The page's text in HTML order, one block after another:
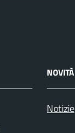
NOVITÀ
Notizie